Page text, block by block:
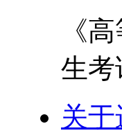
《
生考
关